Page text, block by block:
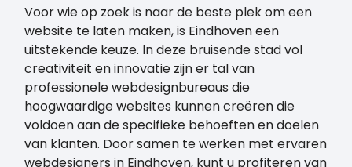
Voor wie op zoek is naar de beste plek om een
website te laten maken, is Eindhoven een
uitstekende keuze. In deze bruisende stad vol
creativiteit en innovatie zijn er tal van
professionele webdesignbureaus die
hoogwaardige websites kunnen creëren die
voldoen aan de specifieke behoeften en doelen
van klanten. Door samen te werken met ervaren
webdesigners in Eindhoven, kunt u profiteren van